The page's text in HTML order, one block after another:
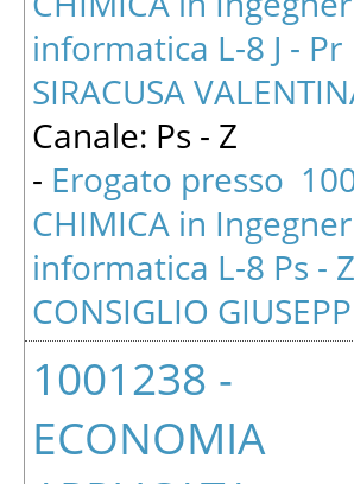
informatica L-8 J - Pr
SIRACUSA
Canale: Ps - Z
- Erogato presso
CHIMICA in
informatica L-8 Ps - Z
CONSIGLIO
1001238 -
ECONOMIA